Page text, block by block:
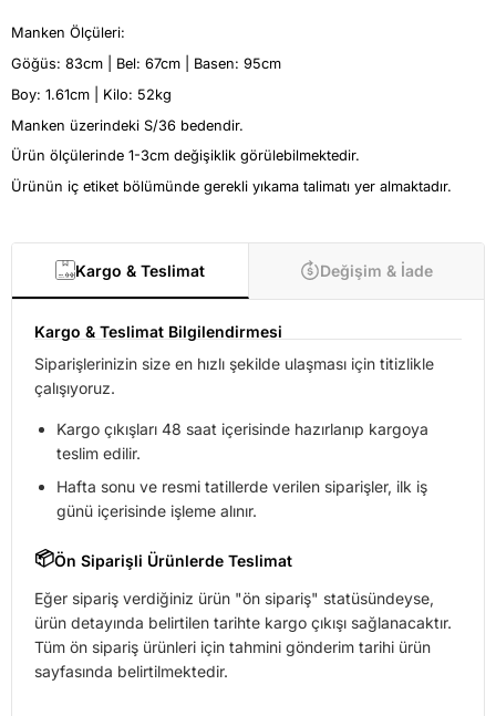
Manken Ölçüleri:
Göğüs: 83cm | Bel: 67cm | Basen: 95cm
Boy: 1.61cm | Kilo: 52kg
Manken üzerindeki S/36 bedendir.
Ürün ölçülerinde 1-3cm değişiklik görülebilmektedir.
Ürünün iç etiket bölümünde gerekli yıkama talimatı yer almaktadır.
Kargo & Teslimat Değişim & İade
Kargo & Teslimat Bilgilendirmesi
Siparişlerinizin size en hızlı şekilde ulaşması için titizlikle
çalışıyoruz.
Kargo çıkışları 48 saat içerisinde hazırlanıp kargoya
teslim edilir.
Hafta sonu ve resmi tatillerde verilen siparişler, ilk iş
günü içerisinde işleme alınır.
📦Ön Siparişli Ürünlerde Teslimat
Eğer sipariş verdiğiniz ürün "ön sipariş" statüsündeyse,
ürün detayında belirtilen tarihte kargo çıkışı sağlanacaktır.
Tüm ön sipariş ürünleri için tahmini gönderim tarihi ürün
sayfasında belirtilmektedir.